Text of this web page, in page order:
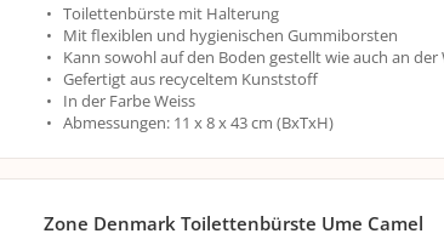
Toilettenbürste mit Halterung
Mit flexiblen und hygienischen Gummiborsten
Kann sowohl auf den Boden gestellt wie auch an
Gefertigt aus recyceltem Kunststoff
In der Farbe Weiss
Abmessungen: 11 x 8 x 43 cm (BxTxH)
Zone Denmark Toilettenbürste Ume Camel